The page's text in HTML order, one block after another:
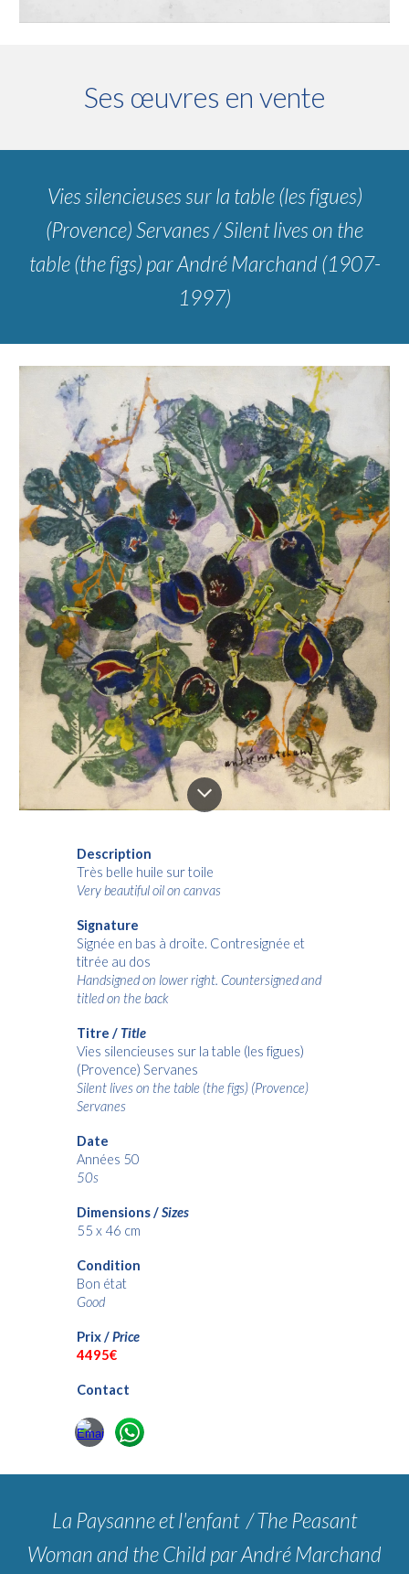
Ses œuvres en vente
Vies silencieuses sur la table (les figues)
(Provence) Servanes / Silent lives on the
table (the figs) par André Marchand (1907-
1997)
Description
Très belle huile sur toile
Very beautiful oil on canvas
Signature
Signée en bas à droite. Contresignée et
titrée au dos
Handsigned on lower right. Countersigned and
titled on the back
Titre / Title
Vies silencieuses sur la table (les figues)
(Provence) Servanes
Silent lives on the table (the figs) (Provence)
Servanes
Date
Années 50
50s
Dimensions /Sizes
55 x 46 cm
Condition
Bon état
Good
Prix /Price
4495€
Contact
La Paysanne et l'enfant / The Peasant
Woman and the Child par André Marchand